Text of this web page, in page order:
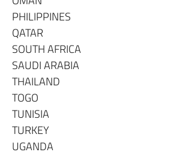
PHILIPPINES
QATAR
SOUTH AFRICA
SAUDI ARABIA
THAILAND
TOGO
TUNISIA
TURKEY
UGANDA